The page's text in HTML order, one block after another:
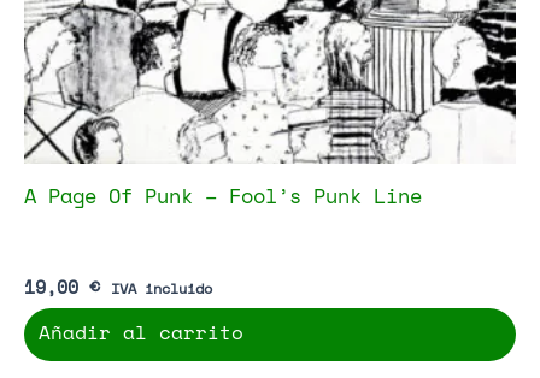
A Page Of Punk – Fool’s Punk Line
19,00 € IVA incluido
Añadir al carrito